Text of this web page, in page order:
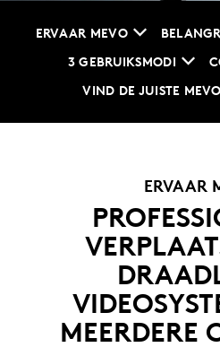
ERVAAR MEVO
3 GEBRUIKSMODI
VIND DE JUISTE
ERVAAR
MEERDERE